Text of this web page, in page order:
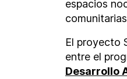
espacios
El proyecto
entre el
Desarrollo